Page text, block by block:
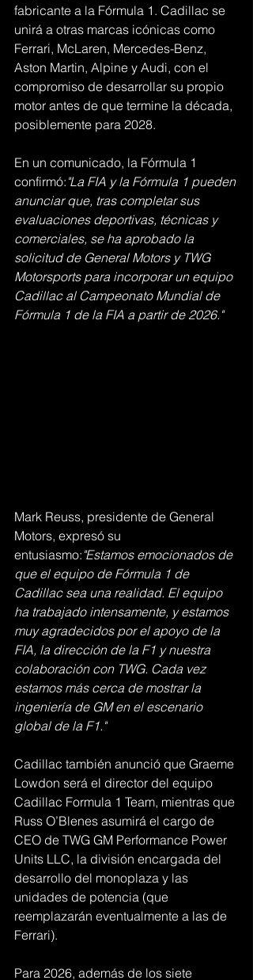
fabricante a la Fórmula 1. Cadillac se
unirá a otras marcas icónicas como
Ferrari, McLaren, Mercedes-Benz,
Aston Martin, Alpine y Audi, con el
compromiso de desarrollar su propio
motor antes de que termine la década,
posiblemente para 2028.
En un comunicado, la Fórmula 1
confirmó: "La FIA y la Fórmula 1 pueden
anunciar que, tras completar sus
evaluaciones deportivas, técnicas y
comerciales, se ha aprobado la
solicitud de General Motors y TWG
Motorsports para incorporar un equipo
Cadillac al Campeonato Mundial de
Fórmula 1 de la FIA a partir de 2026."
Mark Reuss, presidente de General
Motors, expresó su
entusiasmo: "Estamos emocionados de
que el equipo de Fórmula 1 de
Cadillac sea una realidad. El equipo
ha trabajado intensamente, y estamos
muy agradecidos por el apoyo de la
FIA, la dirección de la F1 y nuestra
colaboración con TWG. Cada vez
estamos más cerca de mostrar la
ingeniería de GM en el escenario
global de la F1."
Cadillac también anunció que Graeme
Lowdon será el director del equipo
Cadillac Formula 1 Team, mientras que
Russ O’Blenes asumirá el cargo de
CEO de TWG GM Performance Power
Units LLC, la división encargada del
desarrollo del monoplaza y las
unidades de potencia (que
reemplazarán eventualmente a las de
Ferrari).
Para 2026, además de los siete